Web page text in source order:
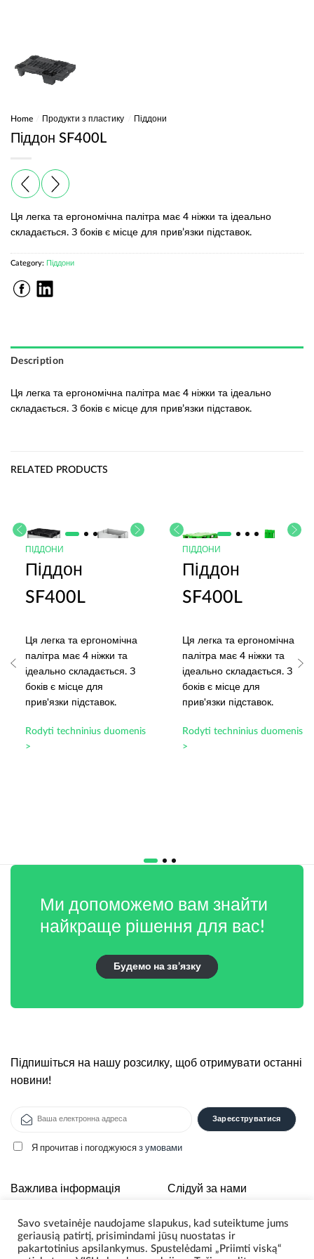
Home Продукти з пластику Піддони
Піддон SF400L
Ця легка та ергономічна палітра має 4 ніжки та ідеально
складається. З боків є місце для прив’язки підставок.
Category: Піддони
Description
Ця легка та ергономічна палітра має 4 ніжки та ідеально
складається. З боків є місце для прив’язки підставок.
RELATED PRODUCTS
ПІДДОНИ
Піддон
SF400L
Ця легка та ергономічна
палітра має 4 ніжки та
ідеально складається. З
боків є місце для
прив'язки підставок.
Rodyti techninius duomenis
>
ПІДДОНИ
Піддон
SF400L
Ця легка та ергономічна
палітра має 4 ніжки та
ідеально складається. З
боків є місце для
прив'язки підставок.
Rodyti techninius duomenis
>
Ми допоможемо вам знайти
найкраще рішення для вас!
Будемо на зв’язку
Підпишіться на нашу розсилку, щоб отримувати останні
новини!
Я прочитав і погоджуюся з умовами
Важлива інформація
Про нас
Політика конфеденційності
Слідуй за нами
Savo svetainėje naudojame slapukus, kad suteiktume jums
geriausią patirtį, prisimindami jūsų nuostatas ir
pakartotinius apsilankymus. Spustelėdami „Priimti viską“